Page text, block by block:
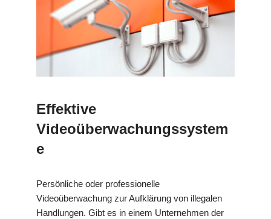
Effektive
Videoüberwachungssystem
e
Persönliche oder professionelle
Videoüberwachung zur Aufklärung von illegalen
Handlungen. Gibt es in einem Unternehmen der